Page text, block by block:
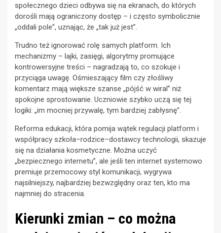
społecznego dzieci odbywa się na ekranach, do których
dorośli mają ograniczony dostęp – i często symbolicznie
„oddali pole”, uznając, że „tak już jest”.
Trudno też ignorować rolę samych platform. Ich
mechanizmy – lajki, zasięgi, algorytmy promujące
kontrowersyjne treści – nagradzają to, co szokuje i
przyciąga uwagę. Ośmieszający film czy złośliwy
komentarz mają większe szanse „pójść w wiral” niż
spokojne sprostowanie. Uczniowie szybko uczą się tej
logiki: „im mocniej przywalę, tym bardziej zabłysnę”.
Reforma edukacji, która pomija wątek regulacji platform i
współpracy szkoła–rodzice–dostawcy technologii, skazuje
się na działania kosmetyczne. Można uczyć
„bezpiecznego internetu”, ale jeśli ten internet systemowo
premiuje przemocowy styl komunikacji, wygrywa
najsilniejszy, najbardziej bezwzględny oraz ten, kto ma
najmniej do stracenia.
Kierunki zmian – co można